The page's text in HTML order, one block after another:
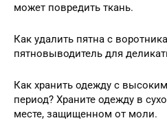
может повредить ткань.
Как удалить пятна с
пятновыводитель для
Как хранить одежду с
период? Храните одежду в
месте, защищенном от моли.